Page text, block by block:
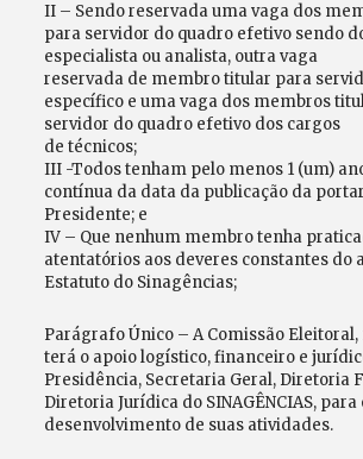
II – Sendo reservada uma vaga dos
para servidor do quadro efetivo sendo
especialista ou analista, outra vaga
reservada de membro titular para
específico e uma vaga dos membros
servidor do quadro efetivo dos cargos
de técnicos;
III -Todos tenham pelo menos 1 (um)
contínua da data da publicação da
Presidente; e
IV – Que nenhum membro tenha
atentatórios aos deveres constantes do
Estatuto do Sinagências;
Parágrafo Único – A Comissão Eleitoral,
terá o apoio logístico, financeiro e
Presidência, Secretaria Geral, Diretoria
Diretoria Jurídica do SINAGÊNCIAS, para
desenvolvimento de suas atividades.